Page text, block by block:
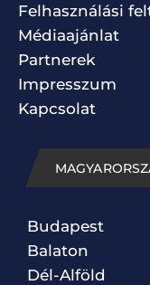
Felhasználási
Médiaajánlat
Partnerek
Impresszum
Kapcsolat
Budapest
Balaton
Dél-Alföld